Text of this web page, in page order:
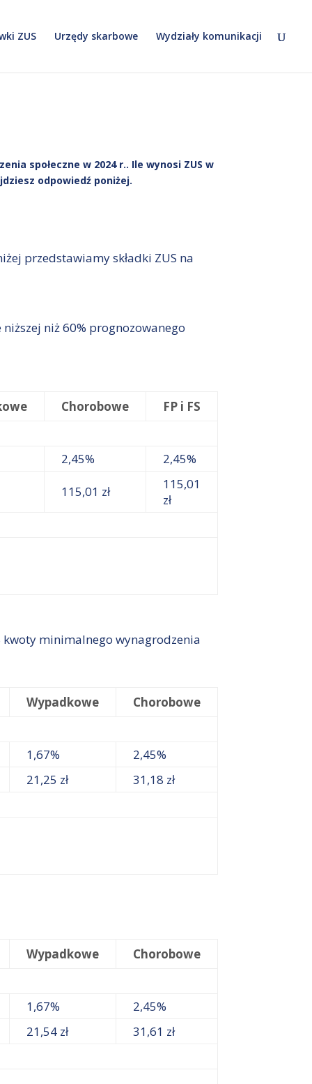
ZUS Urzędy skarbowe Wydziały komunikacji
społeczne w 2024 r.. Ile wynosi ZUS w
odpowiedź poniżej.
przedstawiamy składki ZUS na
niż 60% prognozowanego
Chorobowe
FP i FS
2,45% 2,45%
115,01 zł
115,01
zł
kwoty minimalnego wynagrodzenia
Wypadkowe
Chorobowe
1,67%
2,45%
21,25 zł
31,18 zł
Wypadkowe
Chorobowe
1,67%
2,45%
21,54 zł
31,61 zł